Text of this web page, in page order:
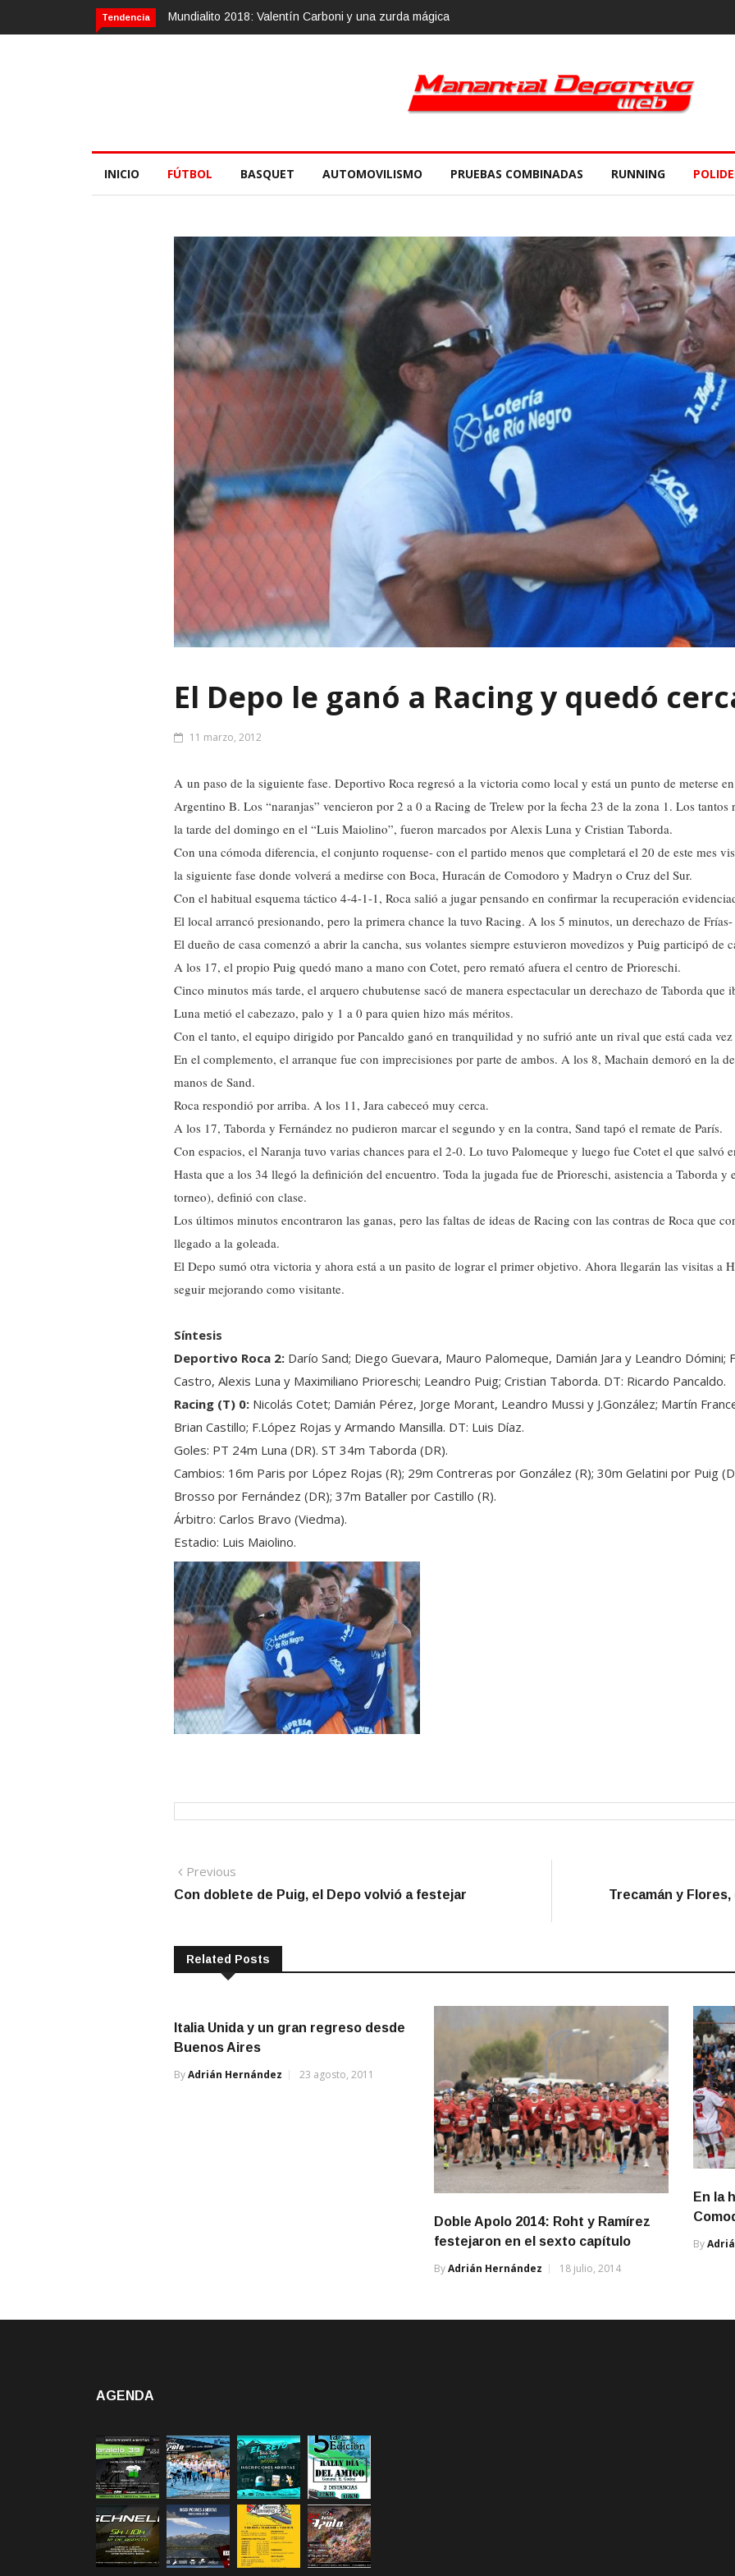
Tendencia
Carboni y una zurda mágicaCalvario Race 2018, 10 de noviembre
INICIO FÚTBOL BASQUET AUTOMOVILISMO PRUEBAS COMBINADAS RUNNING
El Depo le ganó a Racing y quedó
11 marzo, 2012
A un paso de la siguiente fase. Deportivo Roca regresó a la victoria como local y está un punto de meterse
Argentino B. Los “naranjas” vencieron por 2 a 0 a Racing de Trelew por la fecha 23 de la zona 1. Los tantos
la tarde del domingo en el “Luis Maiolino”, fueron marcados por Alexis Luna y Cristian Taborda.
Con una cómoda diferencia, el conjunto roquense- con el partido menos que completará el 20 de este mes
la siguiente fase donde volverá a medirse con Boca, Huracán de Comodoro y Madryn o Cruz del Sur.
Con el habitual esquema táctico 4-4-1-1, Roca salió a jugar pensando en confirmar la recuperación
El local arrancó presionando, pero la primera chance la tuvo Racing. A los 5 minutos, un derechazo de
El dueño de casa comenzó a abrir la cancha, sus volantes siempre estuvieron movedizos y Puig participó de
A los 17, el propio Puig quedó mano a mano con Cotet, pero remató afuera el centro de Prioreschi.
Cinco minutos más tarde, el arquero chubutense sacó de manera espectacular un derechazo de Taborda que
Luna metió el cabezazo, palo y 1 a 0 para quien hizo más méritos.
Con el tanto, el equipo dirigido por Pancaldo ganó en tranquilidad y no sufrió ante un rival que está cada
En el complemento, el arranque fue con imprecisiones por parte de ambos. A los 8, Machain demoró en la
manos de Sand.
Roca respondió por arriba. A los 11, Jara cabeceó muy cerca.
A los 17, Taborda y Fernández no pudieron marcar el segundo y en la contra, Sand tapó el remate de París.
Con espacios, el Naranja tuvo varias chances para el 2-0. Lo tuvo Palomeque y luego fue Cotet el que salvó
Hasta que a los 34 llegó la definición del encuentro. Toda la jugada fue de Prioreschi, asistencia a Taborda
torneo), definió con clase.
Los últimos minutos encontraron las ganas, pero las faltas de ideas de Racing con las contras de Roca que
llegado a la goleada.
El Depo sumó otra victoria y ahora está a un pasito de lograr el primer objetivo. Ahora llegarán las visitas a
seguir mejorando como visitante.
Síntesis
Deportivo Roca 2: Darío Sand; Diego Guevara, Mauro Palomeque, Damián Jara y Leandro
Castro, Alexis Luna y Maximiliano Prioreschi; Leandro Puig; Cristian Taborda. DT: Ricardo Pancaldo.
Racing (T) 0: Nicolás Cotet; Damián Pérez, Jorge Morant, Leandro Mussi y J.González; Martín
Brian Castillo; F.López Rojas y Armando Mansilla. DT: Luis Díaz.
Goles: PT 24m Luna (DR). ST 34m Taborda (DR).
Cambios: 16m Paris por López Rojas (R); 29m Contreras por González (R); 30m Gelatini por Puig
Brosso por Fernández (DR); 37m Bataller por Castillo (R).
Árbitro: Carlos Bravo (Viedma).
Estadio: Luis Maiolino.
Navegación
de
Previous
post:
Con doblete de Puig, el Depo volvió a festejar
Trecamán y
Related Posts
Italia Unida y un gran regreso desde
Buenos Aires
ByAdrián Hernández 23 agosto, 2011
Doble Apolo 2014: Roht y Ramírez
festejaron en el sexto capítulo
ByAdrián Hernández 18 julio, 2014
En la
By
AGENDA